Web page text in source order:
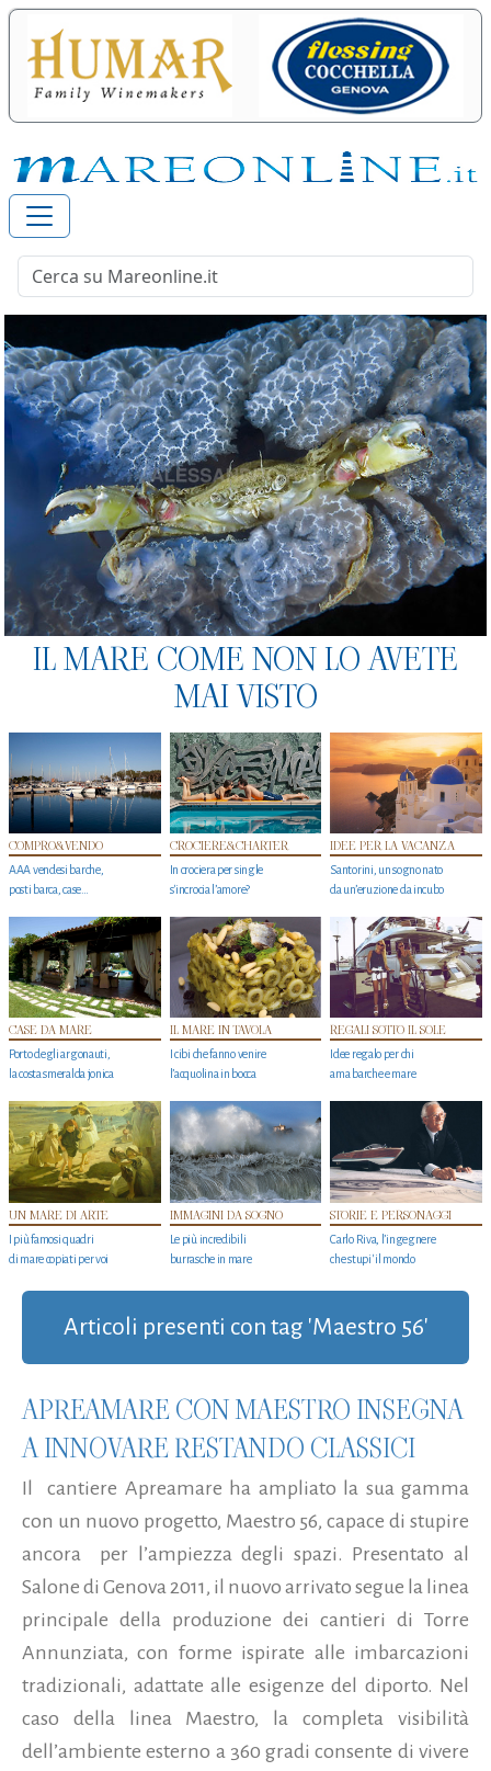
IL MARE COME NON LO AVETE
MAI VISTO
COMPRO&VENDO
AAA vendesi barche,
posti barca, case…
CROCIERE&CHARTER
In crociera per single
s'incrocia l’amore?
IDEE PER LA VACANZA
Santorini, un sogno nato
da un’eruzione da incubo
CASE DA MARE
Porto degli argonauti,
la costa smeralda jonica
IL MARE IN TAVOLA
I cibi che fanno venire
l’acquolina in bocca
REGALI SOTTO IL SOLE
Idee regalo per chi
ama barche e mare
UN MARE DI ARTE
I più famosi quadri
di mare copiati per voi
IMMAGINI DA SOGNO
Le più incredibili
burrasche in mare
STORIE E PERSONAGGI
Carlo Riva, l’ingegnere
che stupi' il mondo
Articoli presenti con tag 'Maestro 56'
APREAMARE CON MAESTRO INSEGNA
A INNOVARE RESTANDO CLASSICI
Il cantiere Apreamare ha ampliato la sua gamma
con un nuovo progetto, Maestro 56, capace di stupire
ancora per l’ampiezza degli spazi. Presentato al
Salone di Genova 2011, il nuovo arrivato segue la linea
principale della produzione dei cantieri di Torre
Annunziata, con forme ispirate alle imbarcazioni
tradizionali, adattate alle esigenze del diporto. Nel
caso della linea Maestro, la completa visibilità
dell’ambiente esterno a 360 gradi consente di vivere